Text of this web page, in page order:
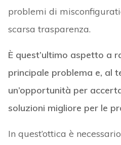
problemi di
scarsa trasparenza.
È quest’ultimo aspetto a
principale problema e, al
un’opportunità per
soluzioni migliore per le
In quest’ottica è